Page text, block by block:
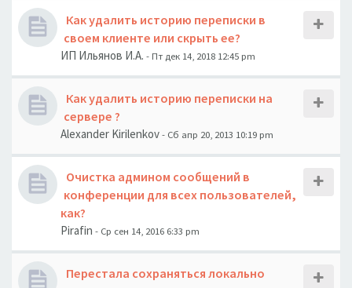
Как удалить историю переписки в
своем клиенте или скрыть ее?
ИП Ильянов И.А. - Пт дек 14, 2018 12:45 pm
Как удалить историю переписки на
сервере ?
Alexander Kirilenkov- Сб апр 20, 2013 10:19 pm
Очистка админом сообщений в
конференции для всех пользователей,
как?
Pirafin - Ср сен 14, 2016 6:33 pm
Перестала сохраняться локально